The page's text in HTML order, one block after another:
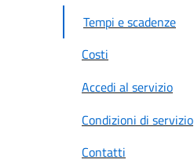
Tempi e scadenze
Costi
Accedi al servizio
Condizioni di servizio
Contatti